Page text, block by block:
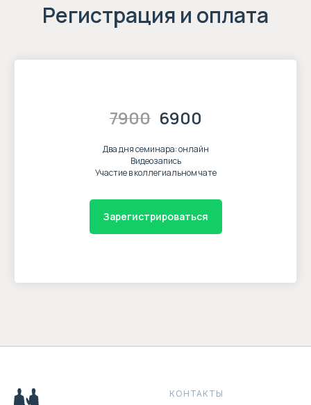
Регистрация и оплата
7900 6900
Два дня семинара: онлайн
Видеозапись
Участие в коллегиальном чате
Зарегистрироваться
КОНТАКТЫ